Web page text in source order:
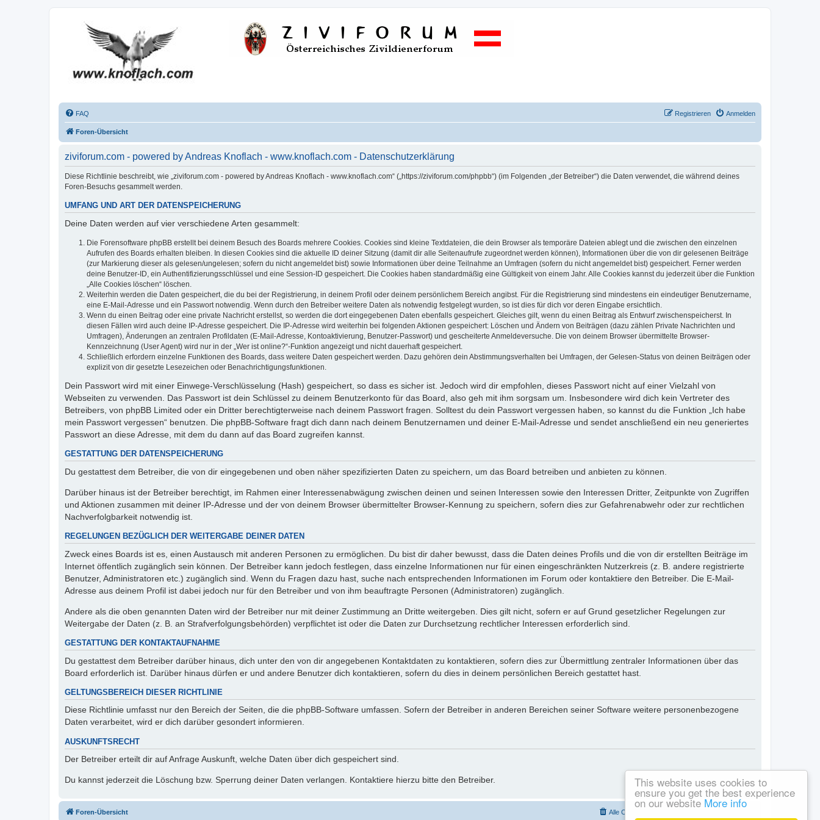
This website uses cookies to
ensure you get the best experience
on our website More info
FAQ Anmelden
Registrieren
Foren-Übersicht
ziviforum.com - powered by Andreas Knoflach - www.knoflach.com - Datenschutzerklärung
Diese Richtlinie beschreibt, wie „ziviforum.com - powered by Andreas Knoflach - www.knoflach.com“ („https://ziviforum.com/phpbb“) (im Folgenden „der Betreiber“) die Daten verwendet, die während deines
Foren-Besuchs gesammelt werden.
UMFANG UND ART DER DATENSPEICHERUNG
Deine Daten werden auf vier verschiedene Arten gesammelt:
Die Forensoftware phpBB erstellt bei deinem Besuch des Boards mehrere Cookies. Cookies sind kleine Textdateien, die dein Browser als temporäre Dateien ablegt und die zwischen den einzelnen
Aufrufen des Boards erhalten bleiben. In diesen Cookies sind die aktuelle ID deiner Sitzung (damit dir alle Seitenaufrufe zugeordnet werden können), Informationen über die von dir gelesenen Beiträge
(zur Markierung dieser als gelesen/ungelesen; sofern du nicht angemeldet bist) sowie Informationen über deine Teilnahme an Umfragen (sofern du nicht angemeldet bist) gespeichert. Ferner werden
deine Benutzer-ID, ein Authentifizierungsschlüssel und eine Session-ID gespeichert. Die Cookies haben standardmäßig eine Gültigkeit von einem Jahr. Alle Cookies kannst du jederzeit über die Funktion
„Alle Cookies löschen“ löschen.
Weiterhin werden die Daten gespeichert, die du bei der Registrierung, in deinem Profil oder deinem persönlichem Bereich angibst. Für die Registrierung sind mindestens ein eindeutiger Benutzername,
eine E-Mail-Adresse und ein Passwort notwendig. Wenn durch den Betreiber weitere Daten als notwendig festgelegt wurden, so ist dies für dich vor deren Eingabe ersichtlich.
Wenn du einen Beitrag oder eine private Nachricht erstellst, so werden die dort eingegebenen Daten ebenfalls gespeichert. Gleiches gilt, wenn du einen Beitrag als Entwurf zwischenspeicherst. In
diesen Fällen wird auch deine IP-Adresse gespeichert. Die IP-Adresse wird weiterhin bei folgenden Aktionen gespeichert: Löschen und Ändern von Beiträgen (dazu zählen Private Nachrichten und
Umfragen), Änderungen an zentralen Profildaten (E-Mail-Adresse, Kontoaktivierung, Benutzer-Passwort) und gescheiterte Anmeldeversuche. Die von deinem Browser übermittelte Browser-
Kennzeichnung (User Agent) wird nur in der „Wer ist online?“-Funktion angezeigt und nicht dauerhaft gespeichert.
Schließlich erfordern einzelne Funktionen des Boards, dass weitere Daten gespeichert werden. Dazu gehören dein Abstimmungsverhalten bei Umfragen, der Gelesen-Status von deinen Beiträgen oder
explizit von dir gesetzte Lesezeichen oder Benachrichtigungsfunktionen.
Dein Passwort wird mit einer Einwege-Verschlüsselung (Hash) gespeichert, so dass es sicher ist. Jedoch wird dir empfohlen, dieses Passwort nicht auf einer Vielzahl von
Webseiten zu verwenden. Das Passwort ist dein Schlüssel zu deinem Benutzerkonto für das Board, also geh mit ihm sorgsam um. Insbesondere wird dich kein Vertreter des
Betreibers, von phpBB Limited oder ein Dritter berechtigterweise nach deinem Passwort fragen. Solltest du dein Passwort vergessen haben, so kannst du die Funktion „Ich habe
mein Passwort vergessen“ benutzen. Die phpBB-Software fragt dich dann nach deinem Benutzernamen und deiner E-Mail-Adresse und sendet anschließend ein neu generiertes
Passwort an diese Adresse, mit dem du dann auf das Board zugreifen kannst.
GESTATTUNG DER DATENSPEICHERUNG
Du gestattest dem Betreiber, die von dir eingegebenen und oben näher spezifizierten Daten zu speichern, um das Board betreiben und anbieten zu können.
Darüber hinaus ist der Betreiber berechtigt, im Rahmen einer Interessenabwägung zwischen deinen und seinen Interessen sowie den Interessen Dritter, Zeitpunkte von Zugriffen
und Aktionen zusammen mit deiner IP-Adresse und der von deinem Browser übermittelter Browser-Kennung zu speichern, sofern dies zur Gefahrenabwehr oder zur rechtlichen
Nachverfolgbarkeit notwendig ist.
REGELUNGEN BEZÜGLICH DER WEITERGABE DEINER DATEN
Zweck eines Boards ist es, einen Austausch mit anderen Personen zu ermöglichen. Du bist dir daher bewusst, dass die Daten deines Profils und die von dir erstellten Beiträge im
Internet öffentlich zugänglich sein können. Der Betreiber kann jedoch festlegen, dass einzelne Informationen nur für einen eingeschränkten Nutzerkreis (z. B. andere registrierte
Benutzer, Administratoren etc.) zugänglich sind. Wenn du Fragen dazu hast, suche nach entsprechenden Informationen im Forum oder kontaktiere den Betreiber. Die E-Mail-
Adresse aus deinem Profil ist dabei jedoch nur für den Betreiber und von ihm beauftragte Personen (Administratoren) zugänglich.
Andere als die oben genannten Daten wird der Betreiber nur mit deiner Zustimmung an Dritte weitergeben. Dies gilt nicht, sofern er auf Grund gesetzlicher Regelungen zur
Weitergabe der Daten (z. B. an Strafverfolgungsbehörden) verpflichtet ist oder die Daten zur Durchsetzung rechtlicher Interessen erforderlich sind.
GESTATTUNG DER KONTAKTAUFNAHME
Du gestattest dem Betreiber darüber hinaus, dich unter den von dir angegebenen Kontaktdaten zu kontaktieren, sofern dies zur Übermittlung zentraler Informationen über das
Board erforderlich ist. Darüber hinaus dürfen er und andere Benutzer dich kontaktieren, sofern du dies in deinem persönlichen Bereich gestattet hast.
GELTUNGSBEREICH DIESER RICHTLINIE
Diese Richtlinie umfasst nur den Bereich der Seiten, die die phpBB-Software umfassen. Sofern der Betreiber in anderen Bereichen seiner Software weitere personenbezogene
Daten verarbeitet, wird er dich darüber gesondert informieren.
AUSKUNFTSRECHT
Der Betreiber erteilt dir auf Anfrage Auskunft, welche Daten über dich gespeichert sind.
Du kannst jederzeit die Löschung bzw. Sperrung deiner Daten verlangen. Kontaktiere hierzu bitte den Betreiber.
Foren-Übersicht Alle Cookies löschen